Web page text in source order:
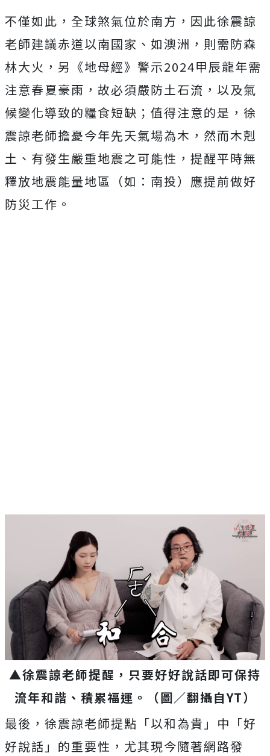
不僅如此，全球煞氣位於南方，因此徐震諒
老師建議赤道以南國家、如澳洲，則需防森
林大火，另《地母經》警示2024甲辰龍年需
注意春夏豪雨，故必須嚴防土石流，以及氣
候變化導致的糧食短缺；值得注意的是，徐
震諒老師擔憂今年先天氣場為木，然而木剋
土、有發生嚴重地震之可能性，提醒平時無
釋放地震能量地區（如：南投）應提前做好
防災工作。
▲徐震諒老師提醒，只要好好說話即可保持
流年和諧、積累福運。（圖／翻攝自YT）
最後，徐震諒老師提點「以和為貴」中「好
好說話」的重要性，尤其現今隨著網路發